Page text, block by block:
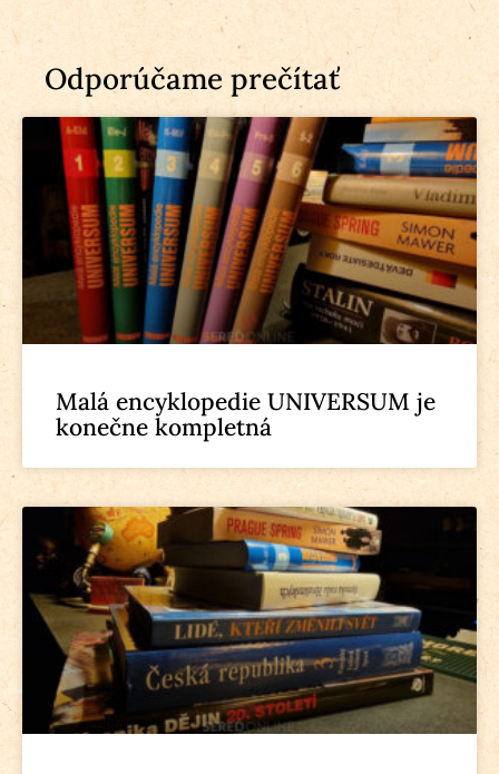
Odporúčame prečítať
Malá encyklopedie UNIVERSUM je
konečne kompletná